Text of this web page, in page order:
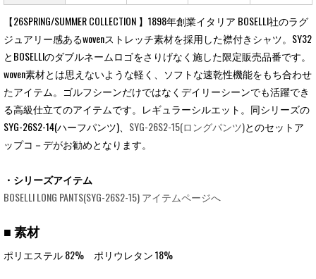
【26SPRING/SUMMER COLLECTION 】1898年創業イタリア BOSELLI社のラグ
ジュアリー感あるwovenストレッチ素材を採用した襟付きシャツ。SY32
とBOSELLIのダブルネームロゴをさりげなく施した限定販売品番です。
woven素材とは思えないような軽く、ソフトな速乾性機能をもち合わせ
たアイテム。ゴルフシーンだけではなくデイリーシーンでも活躍でき
る高級仕立てのアイテムです。レギュラーシルエット。同シリーズの
SYG-26S2-14(ハーフパンツ)、 SYG-26S2-15(ロングパンツ)とのセットア
ップコ－デがお勧めとなります。
・シリーズアイテム
BOSELLI LONG PANTS(SYG-26S2-15) アイテムページへ
■ 素材
ポリエステル 82% ポリウレタン 18%